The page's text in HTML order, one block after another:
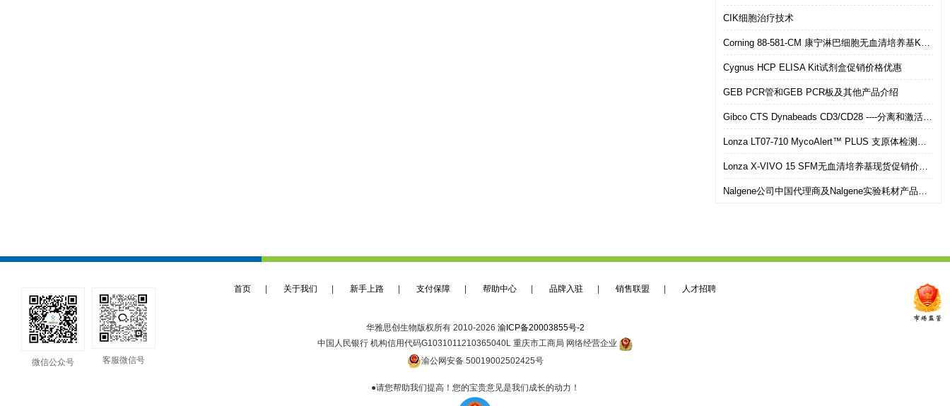
CIK细胞治疗技术
Corning 88-581-CM 康宁淋巴细胞无血清培养基KBM581,即用型冻存液88-702-CB现货供应价格优惠
Cygnus HCP ELISA Kit试剂盒促销价格优惠
GEB PCR管和GEB PCR板及其他产品介绍
Gibco CTS Dynabeads CD3/CD28 ----分离和激活初始及早期记忆T细胞
Lonza LT07-710 MycoAlert™ PLUS 支原体检测试剂盒使用指南
Lonza X-VIVO 15 SFM无血清培养基现货促销价格优惠
Nalgene公司中国代理商及Nalgene实验耗材产品介绍
首页 关于我们 新手上路 支付保障 帮助中心 品牌入驻 销售联盟 人才招聘
华雅思创生物版权所有 2010-2026 渝ICP备20003855号-2
中国人民银行 机构信用代码G1031011210365040L 重庆市工商局 网络经营企业
渝公网安备 50019002502425号
●请您帮助我们提高！您的宝贵意见是我们成长的动力！
微信公众号 客服微信号